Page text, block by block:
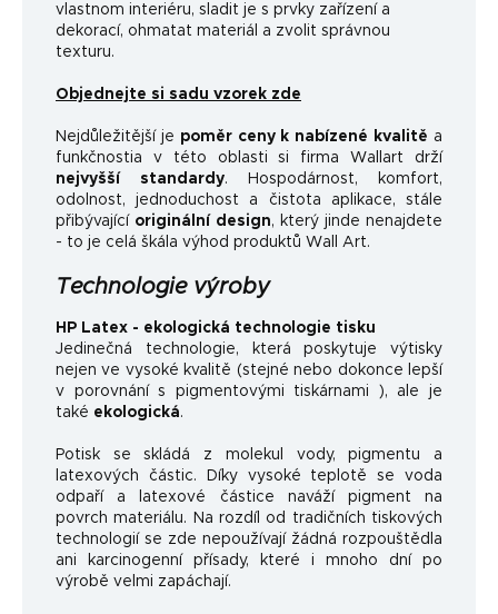
vlastnom interiéru, sladit je s prvky zařízení a
dekorací, ohmatat materiál a zvolit správnou
texturu.
Objednejte si sadu vzorek zde
Nejdůležitější je poměr ceny k nabízené kvalitě a
funkčnostia v této oblasti si firma Wallart drží
nejvyšší standardy. Hospodárnost, komfort,
odolnost, jednoduchost a čistota aplikace, stále
přibývající originální design, který jinde nenajdete
- to je celá škála výhod produktů Wall Art.
Technologie výroby
HP Latex - ekologická technologie tisku
Jedinečná technologie, která poskytuje výtisky
nejen ve vysoké kvalitě (stejné nebo dokonce lepší
v porovnání s pigmentovými tiskárnami ), ale je
také ekologická.
Potisk se skládá z molekul vody, pigmentu a
latexových částic. Díky vysoké teplotě se voda
odpaří a latexové částice naváží pigment na
povrch materiálu. Na rozdíl od tradičních tiskových
technologií se zde nepoužívají žádná rozpouštědla
ani karcinogenní přísady, které i mnoho dní po
výrobě velmi zapáchají.